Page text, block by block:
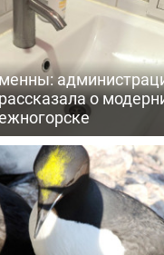
о